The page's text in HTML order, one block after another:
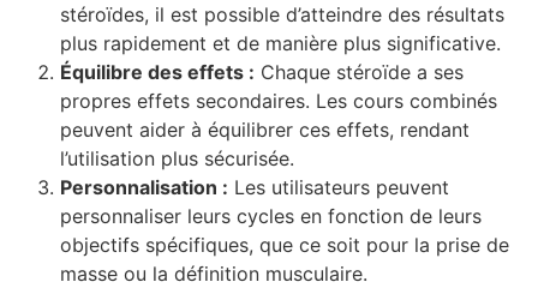
stéroïdes, il est possible d’atteindre des résultats
plus rapidement et de manière plus significative.
Équilibre des effets : Chaque stéroïde a ses
propres effets secondaires. Les cours combinés
peuvent aider à équilibrer ces effets, rendant
l’utilisation plus sécurisée.
Personnalisation : Les utilisateurs peuvent
personnaliser leurs cycles en fonction de leurs
objectifs spécifiques, que ce soit pour la prise de
masse ou la définition musculaire.